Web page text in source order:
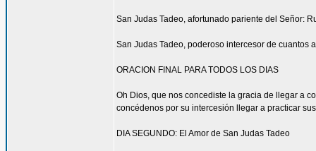
San Judas Tadeo, afortunado pariente del Señor:
San Judas Tadeo, poderoso intercesor de cuantos
ORACION FINAL PARA TODOS LOS DIAS
Oh Dios, que nos concediste la gracia de llegar a
concédenos por su intercesión llegar a practicar
DIA SEGUNDO: El Amor de San Judas Tadeo